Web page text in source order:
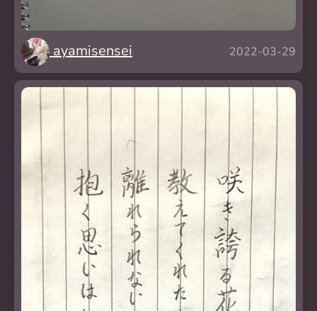
ayamisensei 2022-03-29